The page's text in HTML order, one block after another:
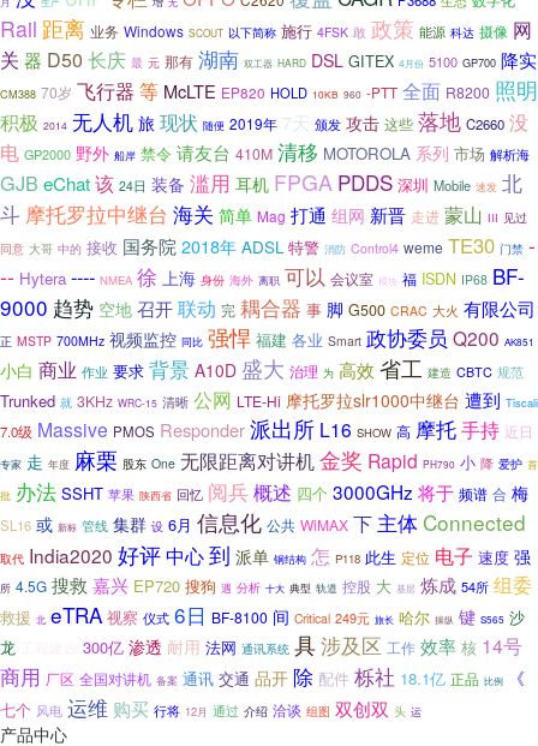
Rail 距离 业务 Windows SCOUT 以下简称 施行 4FSK 敢 政策 能源 科达 摄像 网
关 器 D50 长庆 最 元 那有 湖南 双工器 HARD DSL GITEX 4月份 5100 GP700 降实
CM388 70岁 飞行器 等 McLTE EP820 HOLD 10KB 960 -PTT 全面 R8200 照明
积极 2014 无人机 旅 现状 随便 2019年 7天 颁发 攻击 这些 落地 C2660 没
电 GP2000 野外 船岸 禁令 请友台 410M 清移 MOTOROLA 系列 市场 解析海
GJB eChat该 24日 装备 滥用 耳机 FPGA PDDS 深圳 Mobile 速发 北
斗 摩托罗拉中继台 海关 简单 Mag 打通 组网 新晋 走进 蒙山 III 见过
同意 大哥 中的 接收 国务院 2018年 ADSL 特警 消防 Control4 weme TE30 门禁 -
-- Hytera ---- NMEA 徐 上海 身份 海外 离职 可以 会议室 模块 福 ISDN IP68 BF-
9000 趋势 空地 召开联动 完 耦合器 事 脚 G500 CRAC 大火 有限公司
正 MSTP 700MHz 视频监控 同比 强悍 福建 各业 Smart 政协委员 Q200 AK851
小白 商业 作业 要求 背景 A10D 盛大 治理 为 高效 省工 建造 CBTC 规范
Trunked 就 3KHz WRC-15 清晰 公网 LTE-Hi 摩托罗拉slr1000中继台 遭到 Tiscali
7.0级 Massive PMOS Responder派出所 L16 SHOW 高 摩托手持 近日
专家 走 年度 麻栗 股东 One 无限距离对讲机金奖 Rapid PH790 小 降 爱护 首
批 办法 SSHT 苹果 陕西省 回忆 阅兵概述 四个 3000GHz 将于 频谱 合 梅
SL16 或 新标 管线 集群 设 6月 信息化 公共 WiMAX 下 主体Connected
取代 India2020 好评中心到 派单 钢结构 怎 P118 此生 定位 电子 速度 强
所 4.5G 搜救 嘉兴 EP720 搜狗 遇 分析 十大 典型 轨道 控股 大 基层 炼成 54所 组委
救援 北 eTRA 视察 仪式 6日 BF-8100 间 Critical 249元 旅长 哈尔 操纵 键 S565 沙
龙
工程建设 300亿 渗透 耐用 法网 通讯系统 具涉及区 工作 效率 核 14号
商用 厂区 全国对讲机 备案 通讯 交通 品开 除 配件 栎社 18.1亿 正品 比例 《
七个 风电 运维 购买 行将 12月 通过 介绍 洽谈 组图 双创双 头 运
产品中心